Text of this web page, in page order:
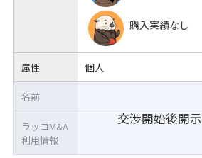
購入実績なし
属性 個人
交渉開始後開示
名前
ラッコM&A
利用情報